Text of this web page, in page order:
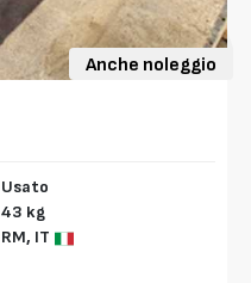
Anche noleggio
Usato
43 kg
RM, IT